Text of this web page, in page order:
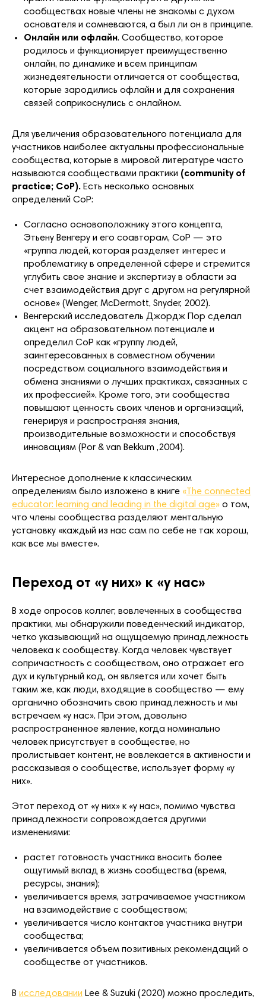
сообществах новые члены не знакомы с духом
основателя и сомневаются, а был ли он в принципе.
Онлайн или офлайн. Сообщество, которое
родилось и функционирует преимущественно
онлайн, по динамике и всем принципам
жизнедеятельности отличается от сообщества,
которые зародились офлайн и для сохранения
связей соприкоснулись с онлайном.
Для увеличения образовательного потенциала для
участников наиболее актуальны профессиональные
сообщества, которые в мировой литературе часто
называются сообществами практики (community of
practice; CoP). Есть несколько основных
определений CoP:
Согласно основоположнику этого концепта,
Этьену Венгеру и его соавторам, CoP — это
«группа людей, которая разделяет интерес и
проблематику в определенной сфере и стремится
углубить свое знание и экспертизу в области за
счет взаимодействия друг с другом на регулярной
основе» (Wenger, McDermott, Snyder, 2002).
Венгерский исследователь Джордж Пор сделал
акцент на образовательном потенциале и
определил CoP как «группу людей,
заинтересованных в совместном обучении
посредством социального взаимодействия и
обмена знаниями о лучших практиках, связанных с
их профессией». Кроме того, эти сообщества
повышают ценность своих членов и организаций,
генерируя и распространяя знания,
производительные возможности и способствуя
инновациям (Por & van Bekkum ,2004).
Интересное дополнение к классическим
определениям было изложено в книге «The connected
educator: learning and leading in the digital age» о том,
что члены сообщества разделяют ментальную
установку «каждый из нас сам по себе не так хорош,
как все мы вместе».
Переход от «у них» к «у нас»
В ходе опросов коллег, вовлеченных в сообщества
практики, мы обнаружили поведенческий индикатор,
четко указывающий на ощущаемую принадлежность
человека к сообществу. Когда человек чувствует
сопричастность с сообществом, оно отражает его
дух и культурный код, он является или хочет быть
таким же, как люди, входящие в сообщество — ему
органично обозначить свою принадлежность и мы
встречаем «у нас». При этом, довольно
распространенное явление, когда номинально
человек присутствует в сообществе, но
пролистывает контент, не вовлекается в активности и
рассказывая о сообществе, использует форму «у
них».
Этот переход от «у них» к «у нас», помимо чувства
принадлежности сопровождается другими
изменениями:
растет готовность участника вносить более
ощутимый вклад в жизнь сообщества (время,
ресурсы, знания);
увеличивается время, затрачиваемое участником
на взаимодействие с сообществом;
увеличивается число контактов участника внутри
сообщества;
увеличивается объем позитивных рекомендаций о
сообществе от участников.
В исследовании Lee & Suzuki (2020) можно проследить,